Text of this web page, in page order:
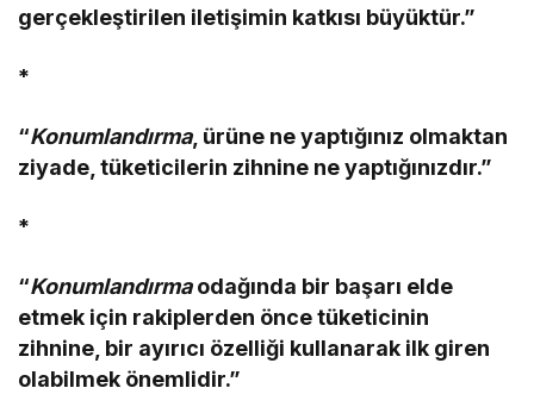
gerçekleştirilen iletişimin katkısı büyüktür.”
*
“Konumlandırma, ürüne ne yaptığınız olmaktan
ziyade, tüketicilerin zihnine ne yaptığınızdır.”
*
“Konumlandırmaodağında bir başarı elde
etmek için rakiplerden önce tüketicinin
zihnine, bir ayırıcı özelliği kullanarak ilk giren
olabilmek önemlidir.”